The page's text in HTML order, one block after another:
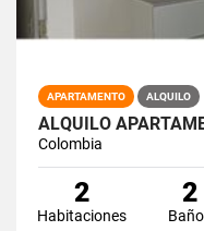
APARTAMENTO ALQUILO
ALQUILO
Colombia
2
Habitaciones
2